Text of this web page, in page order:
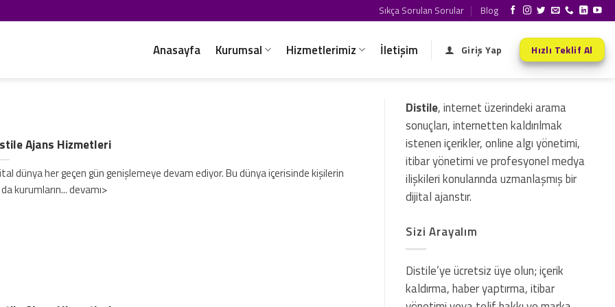
Sıkça Sorulan Sorular Blog
Anasayfa Kurumsal Hizmetlerimiz İletişim Giriş Yap Hızlı Teklif Al
Ajans Hizmetleri
dünya her geçen gün genişlemeye devam ediyor. Bu dünya içerisinde kişilerin
kurumların... devamı>
Distile, internet üzerindeki arama
sonuçları, internetten kaldırılmak
istenen içerikler, online algı yönetimi,
itibar yönetimi ve profesyonel medya
ilişkileri konularında uzmanlaşmış bir
dijital ajanstır.
Sizi Arayalım
Distile’ye ücretsiz üye olun; içerik
kaldırma, haber yaptırma, itibar